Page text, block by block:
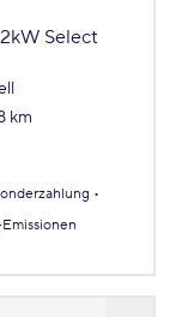
Select
km